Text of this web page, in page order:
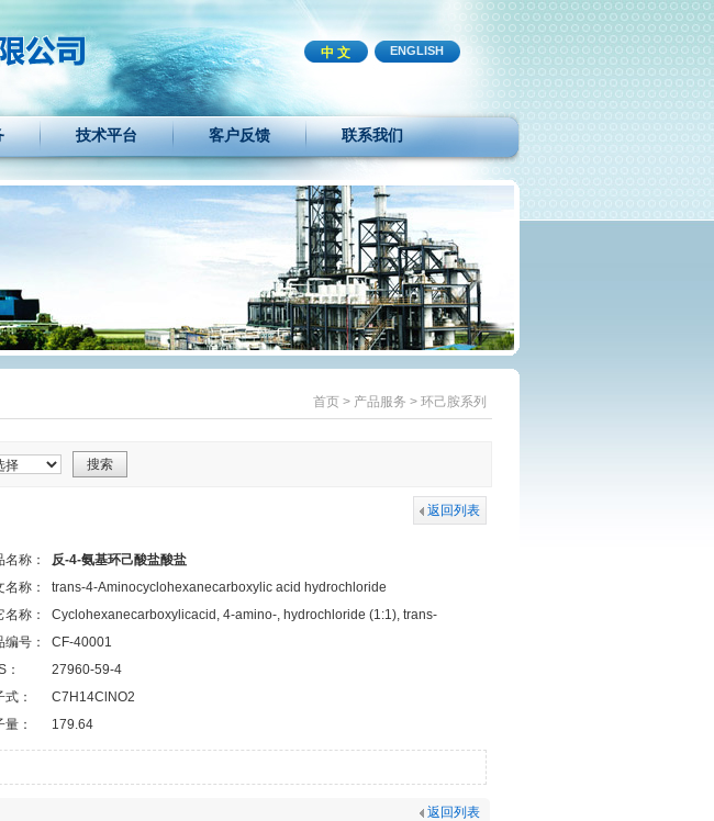
中 文 ENGLISH
技术平台 客户反馈 联系我们
首页 > 产品服务 > 环己胺系列
返回列表
名称：
反-4-氨基环己酸盐酸盐
名称：
trans-4-Aminocyclohexanecarboxylic acid hydrochloride
名称：
Cyclohexanecarboxylicacid, 4-amino-, hydrochloride (1:1), trans-
编号：
CF-40001
：
27960-59-4
式：
C7H14ClNO2
量：
179.64
返回列表